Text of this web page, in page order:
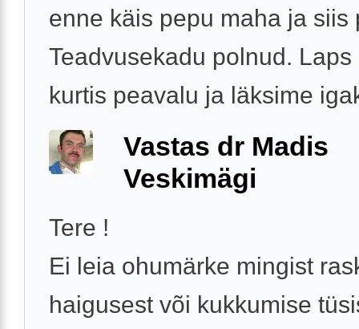
enne käis pepu maha ja siis
Teadvusekadu polnud. Laps
kurtis peavalu ja läksime
Vastas dr Madis
Veskimägi
Tere !
Ei leia ohumärke mingist
haigusest või kukkumise